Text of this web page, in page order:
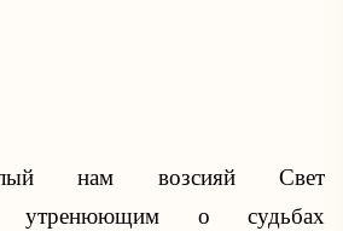
нам возсияй Свет
утренюющим о судьбах